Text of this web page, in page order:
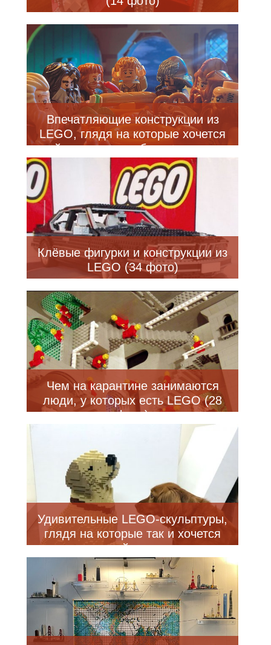
Впечатляющие конструкции из
LEGO, глядя на которые хочется
пойти и купить себе конструктор
(22 фото)
Клёвые фигурки и конструкции из
LEGO (34 фото)
Чем на карантине занимаются
люди, у которых есть LEGO (28
фото)
Удивительные LEGO-скульптуры,
глядя на которые так и хочется
достать свой конструктор и
начать строить (33 фото)